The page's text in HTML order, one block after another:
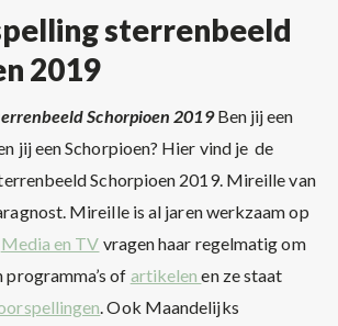
sterrenbeeld
2019
Schorpioen 2019Ben jij een
jij een Schorpioen? Hier vind je de
Schorpioen 2019. Mireille van
Mireille is al jaren werkzaam op
Media en TV vragen haar regelmatig om
programma’s of artikelenen ze staat
. Ook Maandelijks